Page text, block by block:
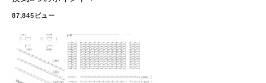
87,845ビュー